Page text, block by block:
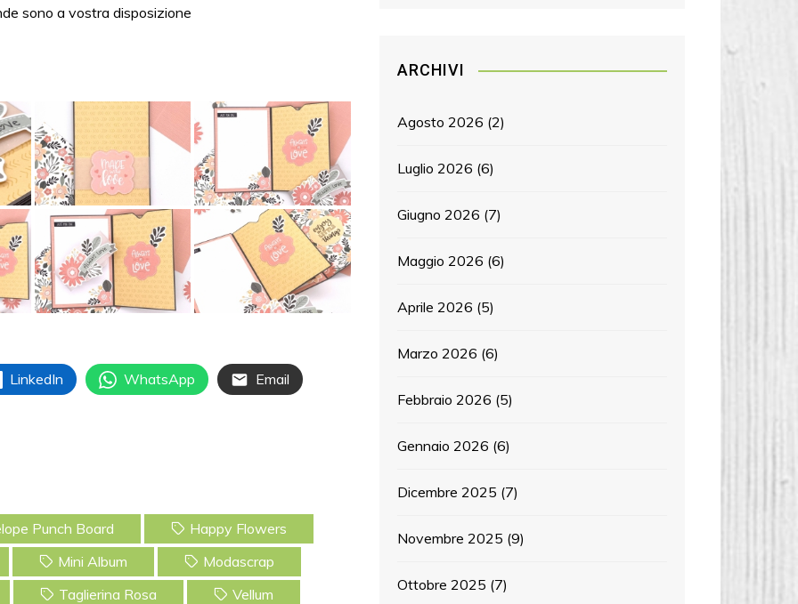
sono a vostra disposizione
LinkedIn WhatsApp Email
Punch Board
Happy Flowers
Mini Album
Modascrap
Taglierina Rosa Vellum
ARCHIVI
Agosto 2026 (2)
Luglio 2026 (6)
Giugno 2026 (7)
Maggio 2026 (6)
Aprile 2026 (5)
Marzo 2026 (6)
Febbraio 2026 (5)
Gennaio 2026 (6)
Dicembre 2025 (7)
Novembre 2025 (9)
Ottobre 2025 (7)